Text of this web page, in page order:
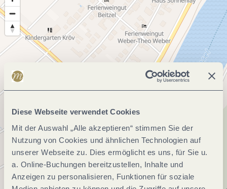
Diese Webseite verwendet Cookies
Mit der Auswahl „Alle akzeptieren“ stimmen Sie der
Nutzung von Cookies und ähnlichen Technologien auf
unserer Webseite zu. Dies ermöglicht es uns, für Sie u.
a. Online-Buchungen bereitzustellen, Inhalte und
Anzeigen zu personalisieren, Funktionen für soziale